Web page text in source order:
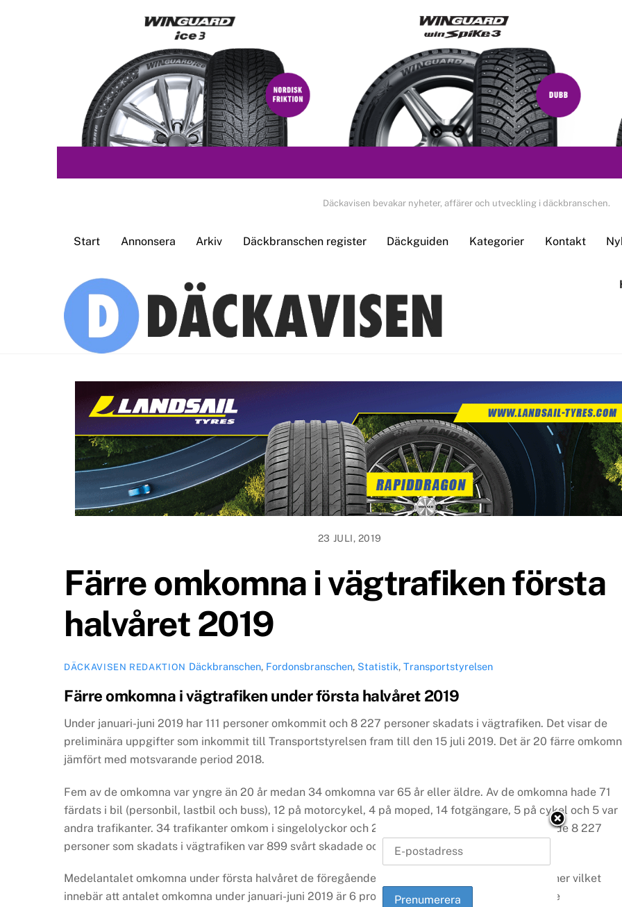
Däckavisen bevakar nyheter, affärer och utveckling i däckbranschen.
Start Annonsera Arkiv Däckbranschen register Däckguiden Kategorier Kontakt
23 JULI, 2019
Färre omkomna i vägtrafiken första
halvåret 2019
DÄCKAVISEN REDAKTION Däckbranschen, Fordonsbranschen, Statistik, Transportstyrelsen
Färre omkomna i vägtrafiken under första halvåret 2019
Under januari-juni 2019 har 111 personer omkommit och 8 227 personer skadats i vägtrafiken. Det visar de
preliminära uppgifter som inkommit till Transportstyrelsen fram till den 15 juli 2019. Det är 20 färre
jämfört med motsvarande period 2018.
Fem av de omkomna var yngre än 20 år medan 34 omkomna var 65 år eller äldre. Av de omkomna hade 71
färdats i bil (personbil, lastbil och buss), 12 på motorcykel, 4 på moped, 14 fotgängare, 5 på cykel och 5 var
andra trafikanter. 34 trafikanter omkom i singelolyckor och 25 förolyckades i mötesolyckor. Av de 8 227
personer som skadats i vägtrafiken var 899 svårt skadade och 7 328 var lindrigt skadade.
Medelantalet omkomna under första halvåret de föregående fem åren 2014-2018 var 119 personer vilket
innebär att antalet omkomna under januari-juni 2019 är 6 procent lägre jämfört med den tidigare